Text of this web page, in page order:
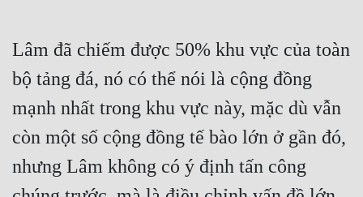
Lâm đã chiếm được 50% khu vực của toàn
bộ tảng đá, nó có thể nói là cộng đồng
mạnh nhất trong khu vực này, mặc dù vẫn
còn một số cộng đồng tế bào lớn ở gần đó,
nhưng Lâm không có ý định tấn công